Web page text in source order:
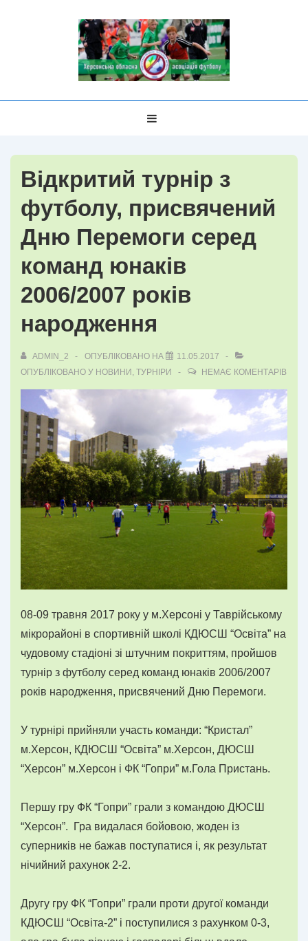
Відкритий турнір з
футболу, присвячений
Дню Перемоги серед
команд юнаків
2006/2007 років
народження
ADMIN_2 ОПУБЛІКОВАНО НА
11.05.2017
ОПУБЛІКОВАНО У НОВИНИ , ТУРНІРИ НЕМАЄ КОМЕНТАРІВ
08-09 травня 2017 року у м.Херсоні у Таврійському
мікрорайоні в спортивній школі КДЮСШ “Освіта” на
чудовому стадіоні зі штучним покриттям, пройшов
турнір з футболу серед команд юнаків 2006/2007
років народження, присвячений Дню Перемоги.
У турнірі прийняли участь команди: “Кристал”
м.Херсон, КДЮСШ “Освіта” м.Херсон, ДЮСШ
“Херсон” м.Херсон і ФК “Гопри” м.Гола Пристань.
Першу гру ФК “Гопри” грали з командою ДЮСШ
“Херсон”. Гра видалася бойовою, жоден із
суперників не бажав поступатися і, як результат
нічийний рахунок 2-2.
Другу гру ФК “Гопри” грали проти другої команди
КДЮСШ “Освіта-2” і поступилися з рахунком 0-3,